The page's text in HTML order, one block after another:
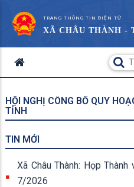
TRANG THÔNG TIN ĐIỆN TỬ
XÃ CHÂU THÀNH -
HỘI NGHỊ CÔNG BỐ QUY
TỈNH
TIN MỚI
Xã Châu Thành: Họp
7/2026